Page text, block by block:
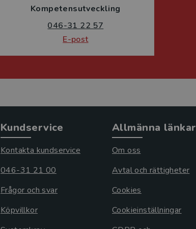
Kompetensutveckling
046-31 22 57
E-post
Kundservice
Kontakta kundservice
046-31 21 00
Frågor och svar
Köpvillkor
Allmänna länkar
Om oss
Avtal och rättigheter
Cookies
Cookieinställningar